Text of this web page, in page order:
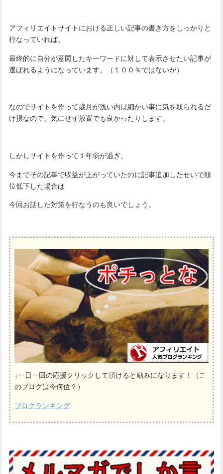
アフィリエイトサイトにおける正しい記事の書き方をしっかりと
行なっていれば、
最終的に自分が意図したキーワードに対して表示させたい記事が
選ばれるようになっています。（１００％ではないが）
なのでサイトを作って歳月が浅い内は細かい事に気を取られるだ
け損なので、気にせず放置でも良かったりします。
しかしサイトを作って１年弱が過ぎ、
今までその記事で収益が上がっていたのに記事追加したせいで順
位低下した場合は
今回お話した対策を行なうのも良いでしょう。
↓一日一回の応援クリックして頂けると励みになります！（こ
のブログは今何位？）
ブログランキング